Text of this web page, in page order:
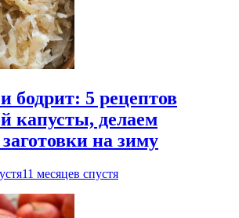
бодрит: 5 рецептов
капусты, делаем
на зиму
11 месяцев спустя